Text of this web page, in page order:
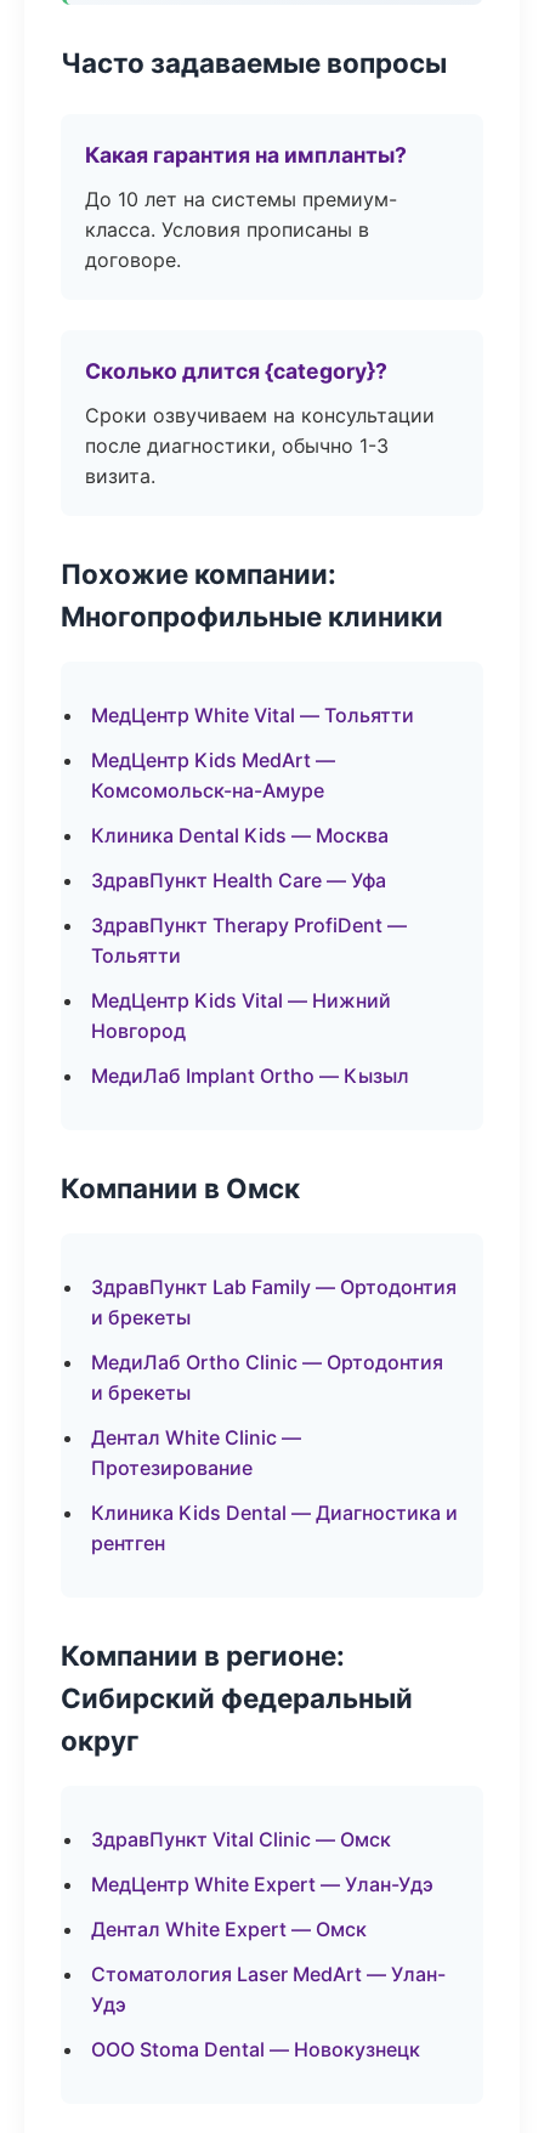
Часто задаваемые вопросы
Какая гарантия на импланты?
До 10 лет на системы премиум-
класса. Условия прописаны в
договоре.
Сколько длится {category}?
Сроки озвучиваем на консультации
после диагностики, обычно 1-3
визита.
Похожие компании:
Многопрофильные клиники
МедЦентр White Vital — Тольятти
МедЦентр Kids MedArt —
Комсомольск-на-Амуре
Клиника Dental Kids — Москва
ЗдравПункт Health Care — Уфа
ЗдравПункт Therapy ProfiDent —
Тольятти
МедЦентр Kids Vital — Нижний
Новгород
МедиЛаб Implant Ortho — Кызыл
Компании в Омск
ЗдравПункт Lab Family — Ортодонтия
и брекеты
МедиЛаб Ortho Clinic — Ортодонтия
и брекеты
Дентал White Clinic —
Протезирование
Клиника Kids Dental — Диагностика и
рентген
Компании в регионе:
Сибирский федеральный
округ
ЗдравПункт Vital Clinic — Омск
МедЦентр White Expert — Улан-Удэ
Дентал White Expert — Омск
Стоматология Laser MedArt — Улан-
Удэ
ООО Stoma Dental — Новокузнецк